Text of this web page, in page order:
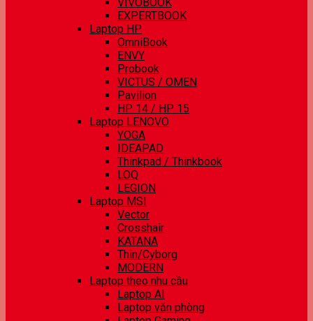
EXPERTBOOK
Laptop HP
OmniBook
ENVY
Probook
VICTUS / OMEN
Pavilion
HP 14 / HP 15
Laptop LENOVO
YOGA
IDEAPAD
Thinkpad / Thinkbook
LOQ
LEGION
Laptop MSI
Vector
Crosshair
KATANA
Thin/Cyborg
MODERN
Laptop theo nhu cầu
Laptop AI
Laptop văn phòng